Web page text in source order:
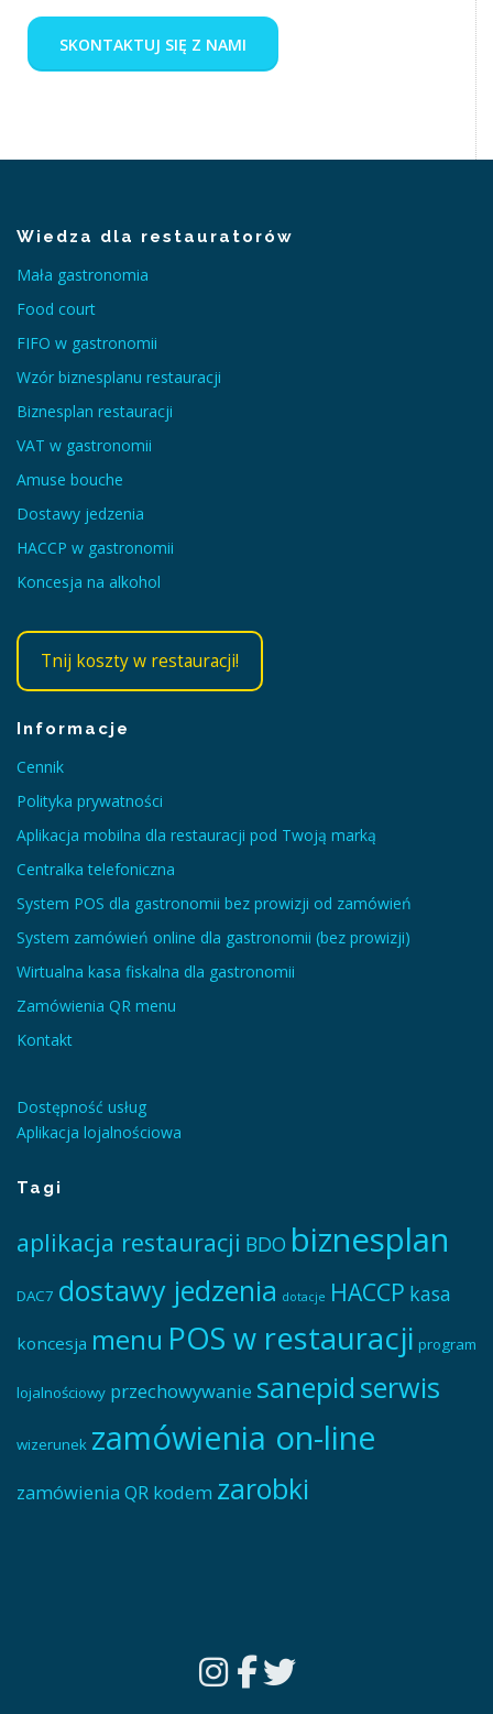
SKONTAKTUJ SIĘ Z NAMI
Wiedza dla restauratorów
Mała gastronomia
Food court
FIFO w gastronomii
Wzór biznesplanu restauracji
Biznesplan restauracji
VAT w gastronomii
Amuse bouche
Dostawy jedzenia
HACCP w gastronomii
Koncesja na alkohol
Tnij koszty w restauracji!
Informacje
Cennik
Polityka prywatności
Aplikacja mobilna dla restauracji pod Twoją marką
Centralka telefoniczna
System POS dla gastronomii bez prowizji od zamówień
System zamówień online dla gastronomii (bez prowizji)
Wirtualna kasa fiskalna dla gastronomii
Zamówienia QR menu
Kontakt
Dostępność usług
Aplikacja lojalnościowa
Tagi
aplikacja restauracji BDO biznesplan
DAC7 dostawy jedzenia dotacje HACCP kasa
koncesja menu POS w restauracji program
lojalnościowy przechowywanie sanepid serwis
wizerunek zamówienia on-line
zamówienia QR kodem zarobki